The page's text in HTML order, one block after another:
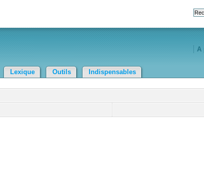
A
Lexique Outils Indispensables